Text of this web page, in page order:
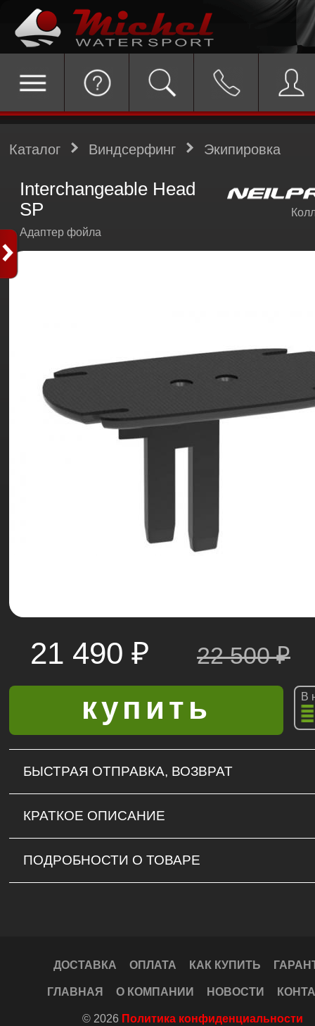
Каталог Виндсерфинг Экипировка
Interchangeable Head
SP
Адаптер фойла
21 490 ₽ 22 500₽
В
БЫСТРАЯ ОТПРАВКА, ВОЗВРАТ
КРАТКОЕ ОПИСАНИЕ
ПОДРОБНОСТИ О ТОВАРЕ
ДОСТАВКА ОПЛАТА КАК КУПИТЬ
ГЛАВНАЯ О КОМПАНИИ НОВОСТИ
© 2026 Политика конфиденциальности